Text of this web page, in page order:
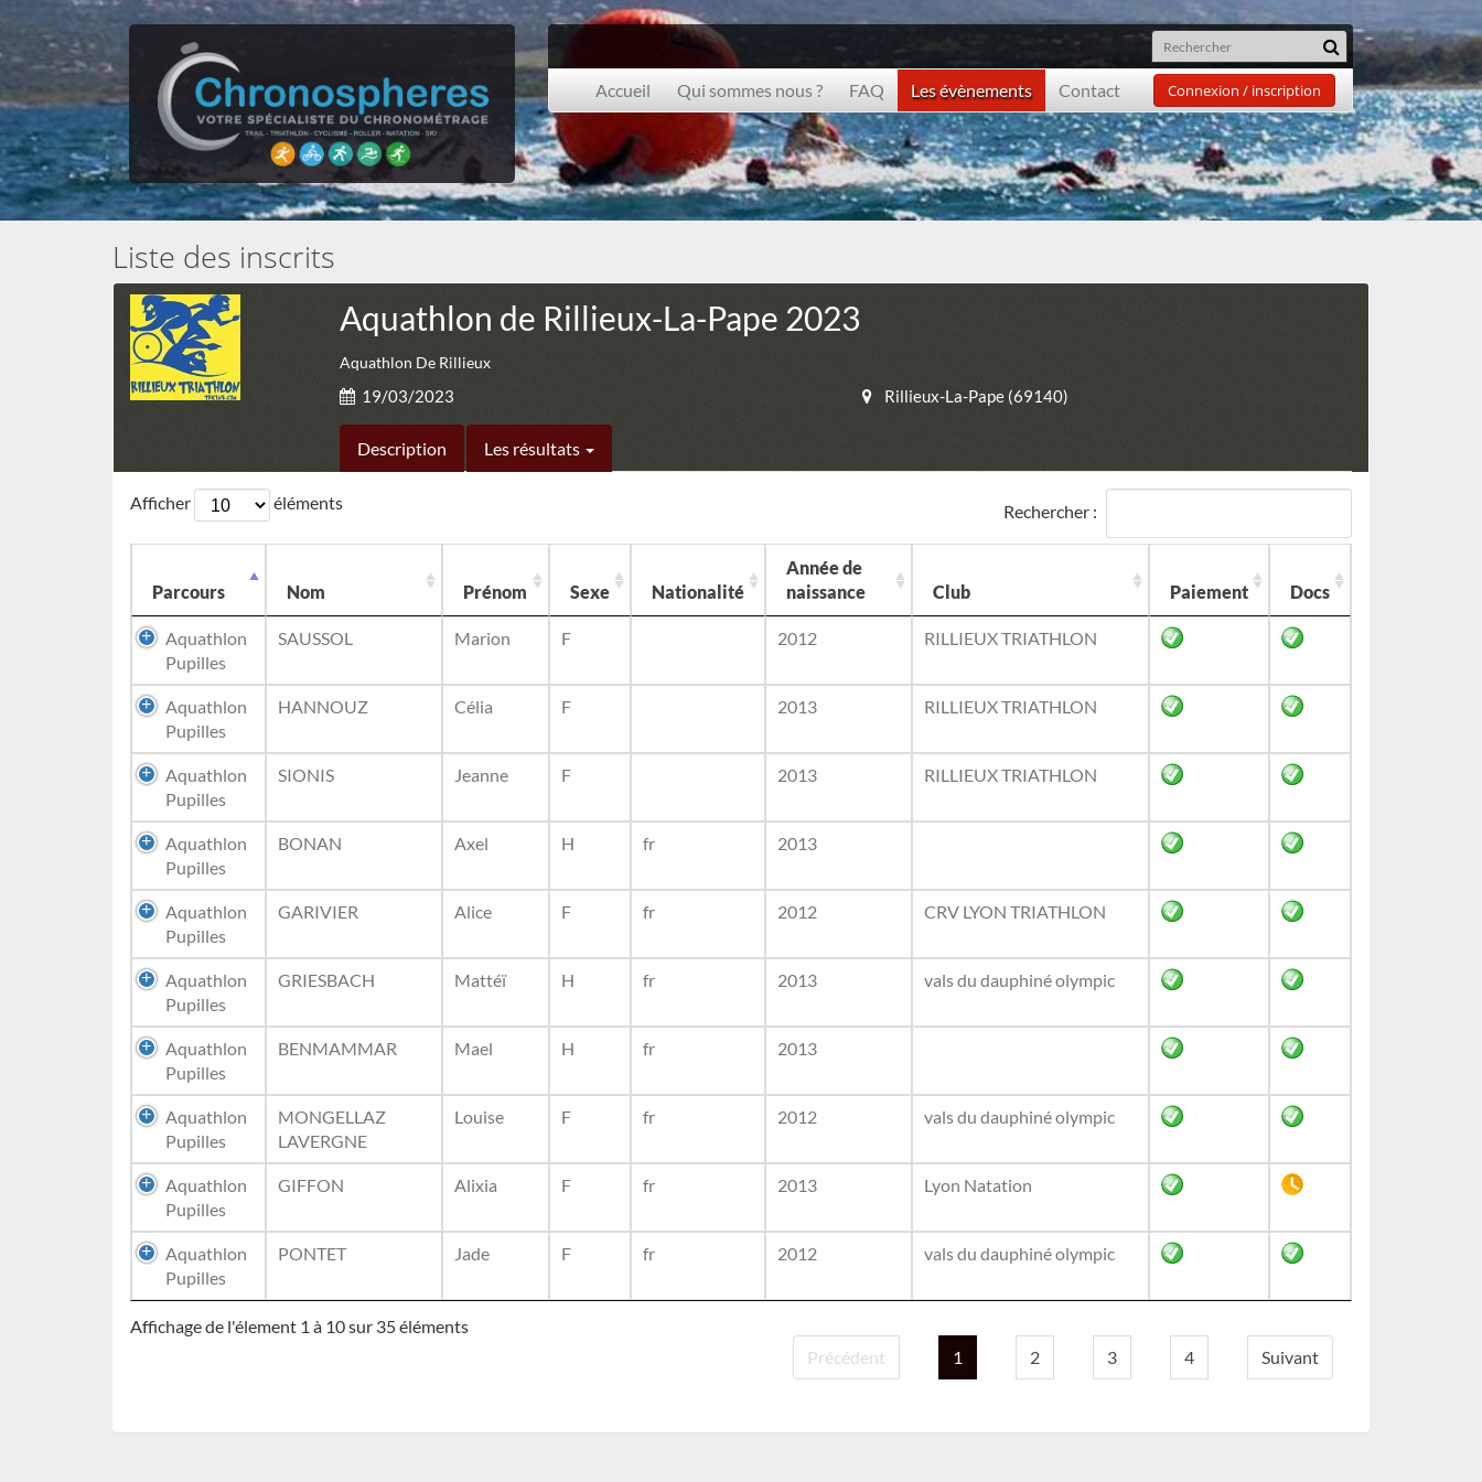
Accueil Qui sommes nous ? FAQ Les évènements Contact Connexion / inscription
Liste des inscrits
Aquathlon de Rillieux-La-Pape 2023
Aquathlon De Rillieux
19/03/2023 Rillieux-La-Pape (69140)
Description Les résultats
Afficher éléments Rechercher :
Parcours Nom Prénom Sexe Nationalité
Année de
naissance
Club Paiement Docs
Aquathlon
Pupilles
SAUSSOL Marion F 2012 RILLIEUX TRIATHLON
Aquathlon
Pupilles
HANNOUZ Célia F 2013 RILLIEUX TRIATHLON
Aquathlon
Pupilles
SIONIS Jeanne F 2013 RILLIEUX TRIATHLON
Aquathlon
Pupilles
BONAN Axel H fr 2013
Aquathlon
Pupilles
GARIVIER Alice F fr 2012 CRV LYON TRIATHLON
Aquathlon
Pupilles
GRIESBACH Mattéï H fr 2013 vals du dauphiné olympic
Aquathlon
Pupilles
BENMAMMAR Mael H fr 2013
Aquathlon
Pupilles
MONGELLAZ
LAVERGNE
Louise F fr 2012 vals du dauphiné olympic
Aquathlon
Pupilles
GIFFON Alixia F fr 2013 Lyon Natation
Aquathlon
Pupilles
PONTET Jade F fr 2012 vals du dauphiné olympic
Affichage de l'élement 1 à 10 sur 35 éléments
Précédent
1 2 3 4 Suivant